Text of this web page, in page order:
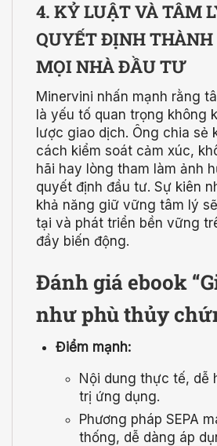
4. KỶ LUẬT VÀ TÂM
QUYẾT ĐỊNH THÀNH
MỌI NHÀ ĐẦU TƯ
Minervini nhấn mạnh rằng
là yếu tố quan trọng không
lược giao dịch. Ông chia sẻ
cách kiểm soát cảm xúc,
hãi hay lòng tham làm ảnh
quyết định đầu tư. Sự kiên
khả năng giữ vững tâm lý
tại và phát triển bền vững
đầy biến động.
Đánh giá ebook
như phù thủy
Điểm mạnh:
Nội dung thực tế, dễ
trị ứng dụng.
Phương pháp SEPA
thống, dễ dàng áp